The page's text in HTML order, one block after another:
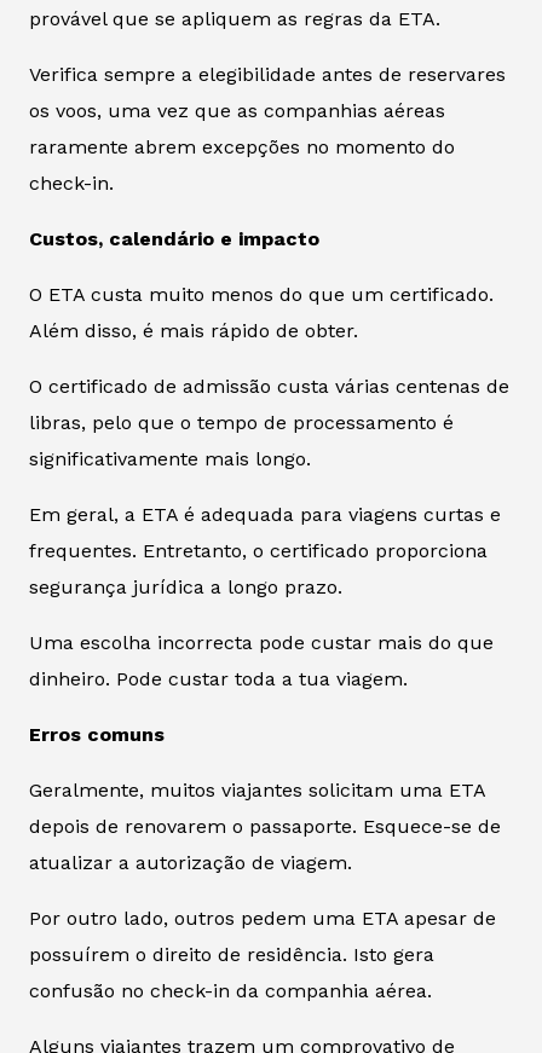
provável que se apliquem as regras da ETA.
Verifica sempre a elegibilidade antes de reservares
os voos, uma vez que as companhias aéreas
raramente abrem excepções no momento do
check-in.
Custos, calendário e impacto
O ETA custa muito menos do que um certificado.
Além disso, é mais rápido de obter.
O certificado de admissão custa várias centenas de
libras, pelo que o tempo de processamento é
significativamente mais longo.
Em geral, a ETA é adequada para viagens curtas e
frequentes. Entretanto, o certificado proporciona
segurança jurídica a longo prazo.
Uma escolha incorrecta pode custar mais do que
dinheiro. Pode custar toda a tua viagem.
Erros comuns
Geralmente, muitos viajantes solicitam uma ETA
depois de renovarem o passaporte. Esquece-se de
atualizar a autorização de viagem.
Por outro lado, outros pedem uma ETA apesar de
possuírem o direito de residência. Isto gera
confusão no check-in da companhia aérea.
Alguns viajantes trazem um comprovativo de